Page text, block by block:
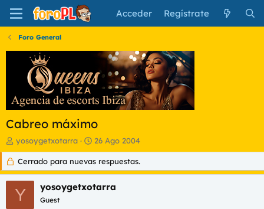
Acceder Regístrate
Foro General
Cabreo máximo
I
n
c
i
a
d
yosoygetxotarra
F
e
c
h
a
d
26 Ago 2004
Cerrado para nuevas respuestas.
Y yosoygetxotarra
Guest